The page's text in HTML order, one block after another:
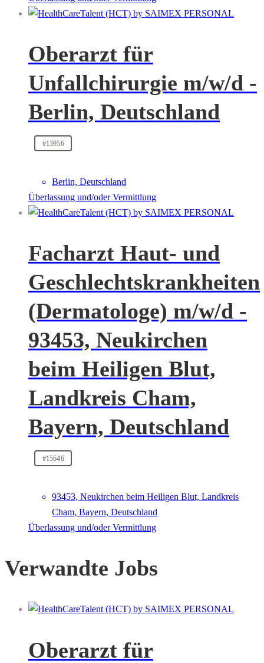
Oberarzt für
Unfallchirurgie m/w/d -
Berlin, Deutschland
#13956
Berlin, Deutschland
Überlassung und/oder Vermittlung
Facharzt Haut- und
Geschlechtskrankheiten
(Dermatologe) m/w/d -
93453, Neukirchen
beim Heiligen Blut,
Landkreis Cham,
Bayern, Deutschland
#15646
93453, Neukirchen beim Heiligen Blut, Landkreis
Cham, Bayern, Deutschland
Überlassung und/oder Vermittlung
Verwandte Jobs
Oberarzt für